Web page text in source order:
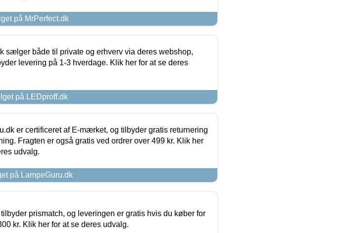
på MrPerfect.dk
sælger både til private og erhverv via deres webshop,
levering på 1-3 hverdage. Klik her for at se deres
på LEDproff.dk
er certificeret af E-mærket, og tilbyder gratis returnering
Fragten er også gratis ved ordrer over 499 kr. Klik her
udvalg.
på LampeGuru.dk
tilbyder prismatch, og leveringen er gratis hvis du køber for
kr. Klik her for at se deres udvalg.